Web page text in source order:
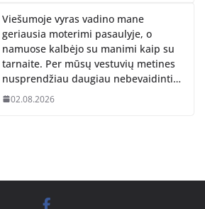
Viešumoje vyras vadino mane
geriausia moterimi pasaulyje, o
namuose kalbėjo su manimi kaip su
tarnaite. Per mūsų vestuvių metines
nusprendžiau daugiau nebevaidinti…
02.08.2026